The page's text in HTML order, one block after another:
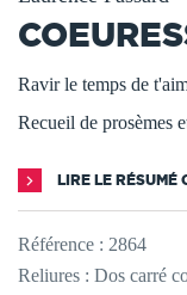
Ravir le temps de
Recueil de prosèmes
LIRE LE RÉSUMÉ
Référence : 2864
Reliures : Dos carré